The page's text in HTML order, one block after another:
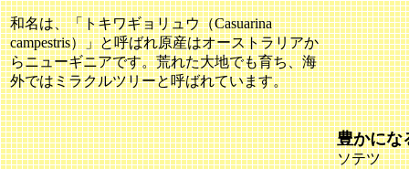
和名は、「トキワギョリュウ（Casuarina
campestris）」と呼ばれ原産はオーストラリアか
らニューギニアです。荒れた大地でも育ち、海
外ではミラクルツリーと呼ばれています。
豊かにな
ソテツ